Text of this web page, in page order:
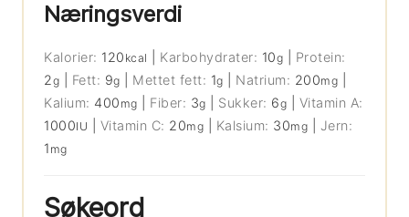
Næringsverdi
Kalorier: 120 kcal Karbohydrater: 10g
Protein:
2g Fett: 9g Mettet fett: 1g Natrium: 200mg
Kalium: 400 mg Fiber: 3g Sukker: 6g
Vitamin A:
1000IU Vitamin C: 20mg Kalsium: 30mg
Jern:
1 mg
Søkeord